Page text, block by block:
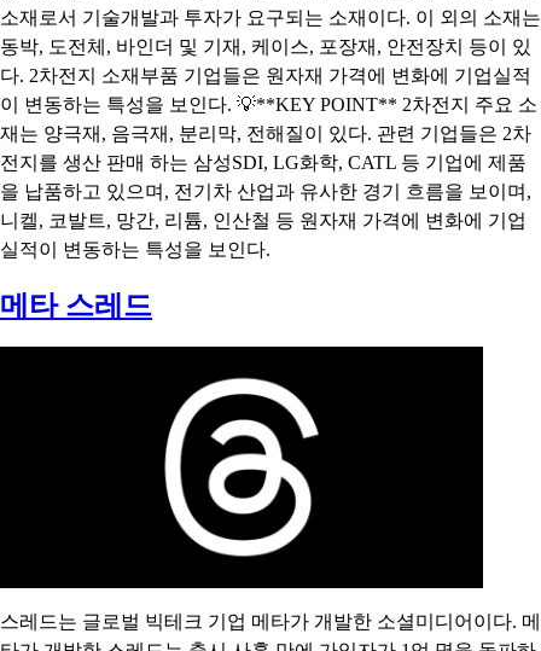
소재로서 기술개발과 투자가 요구되는 소재이다. 이 외의 소재는
동박, 도전체, 바인더 및 기재, 케이스, 포장재, 안전장치 등이 있
다. 2차전지 소재부품 기업들은 원자재 가격에 변화에 기업실적
이 변동하는 특성을 보인다. 💡**KEY POINT** 2차전지 주요 소
재는 양극재, 음극재, 분리막, 전해질이 있다. 관련 기업들은 2차
전지를 생산 판매 하는 삼성SDI, LG화학, CATL 등 기업에 제품
을 납품하고 있으며, 전기차 산업과 유사한 경기 흐름을 보이며,
니켈, 코발트, 망간, 리튬, 인산철 등 원자재 가격에 변화에 기업
실적이 변동하는 특성을 보인다.
메타 스레드
스레드는 글로벌 빅테크 기업 메타가 개발한 소셜미디어이다. 메